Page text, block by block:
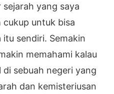
sejarah yang saya
cukup untuk bisa
sendiri. Semakin
memahami kalau
sebuah negeri yang
dan kemisteriusan